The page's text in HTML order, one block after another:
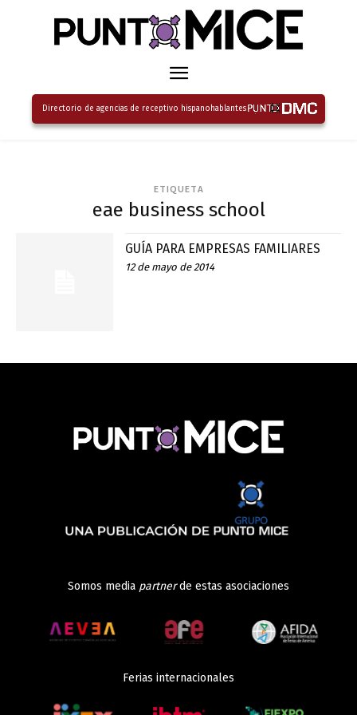
Directorio de agencias de receptivo hispanohablantes
ETIQUETA
eae business school
GUÍA PARA EMPRESAS FAMILIARES
12 de mayo de 2014
Somos media partnerde estas asociaciones
Ferias internacionales